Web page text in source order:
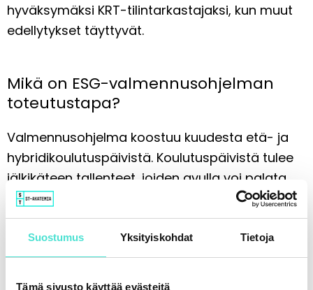
Suostumus Yksityiskohdat Tietoja
Tämä sivusto käyttää evästeitä
hyväksymäksi KRT-tilintarkastajaksi, kun muut
edellytykset täyttyvät.
Mikä on ESG-valmennusohjelman
toteutustapa?
Valmennusohjelma koostuu kuudesta etä- ja
hybridikoulutuspäivistä. Koulutuspäivistä tulee
jälkikäteen tallenteet, joiden avulla voi palata
aiheisiin koko valmennusohjelman ajan vuoden
loppuun asti. Tallenteet mahdollistavat
valmennusohjelman aloittamisen joustavasti.
Valmennusohjelmaa ei voi suorittaa enää
viimeisen loppukokeen sulkeuduttua.